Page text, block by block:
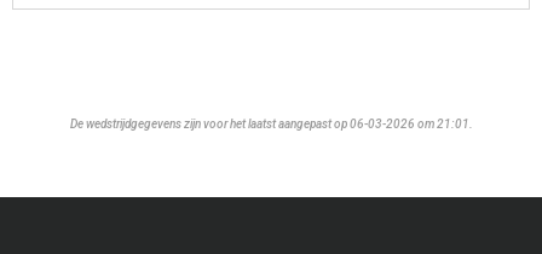
De wedstrijdgegevens zijn voor het laatst aangepast op 06-03-2026 om 21:01.